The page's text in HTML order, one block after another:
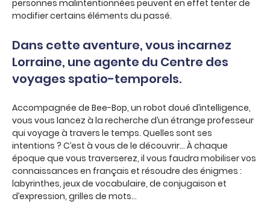
personnes malintentionnées peuvent en effet tenter de
modifier certains éléments du passé.
Dans cette aventure, vous incarnez
Lorraine, une agente du Centre des
voyages spatio-temporels.
Accompagnée de Bee-Bop, un robot doué d’intelligence,
vous vous lancez à la recherche d’un étrange professeur
qui voyage à travers le temps. Quelles sont ses
intentions ? C’est à vous de le découvrir… À chaque
époque que vous traverserez, il vous faudra mobiliser vos
connaissances en français et résoudre des énigmes :
labyrinthes, jeux de vocabulaire, de conjugaison et
d’expression, grilles de mots…